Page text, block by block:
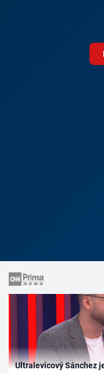
Ultralevicový Sánchez